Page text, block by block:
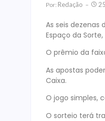
Por: Redação
As seis dezenas
Espaço da
O prêmio da
As apostas
Caixa.
O jogo simples,
O sorteio terá